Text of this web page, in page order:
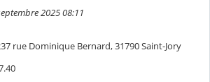
2025 08:11
rue Dominique Bernard, 31790 Saint-Jory